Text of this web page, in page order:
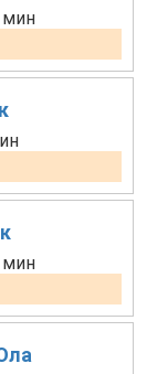
мин
мин